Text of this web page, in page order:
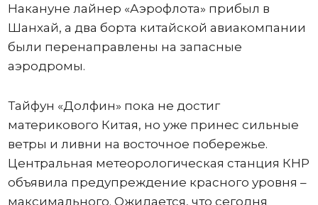
Накануне лайнер «Аэрофлота» прибыл в
Шанхай, а два борта китайской авиакомпании
были перенаправлены на запасные
аэродромы.
Тайфун «Долфин» пока не достиг
материкового Китая, но уже принес сильные
ветры и ливни на восточное побережье.
Центральная метеорологическая станция КНР
объявила предупреждение красного уровня –
максимального. Ожидается, что сегодня